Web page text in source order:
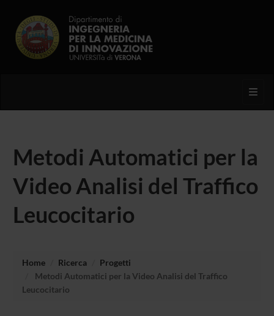
Metodi Automatici per la
Video Analisi del Traffico
Leucocitario
Home Ricerca
Progetti
Metodi Automatici per la Video Analisi del Traffico
Leucocitario